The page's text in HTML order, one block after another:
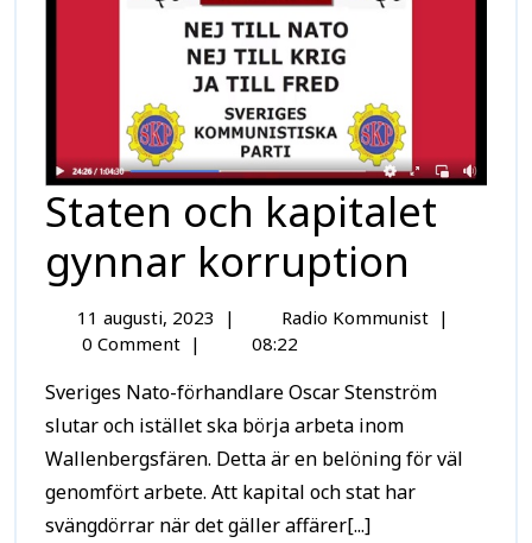
Staten och kapitalet
gynnar korruption
11 augusti, 2023 | Radio Kommunist |
0 Comment | 08:22
Sveriges Nato-förhandlare Oscar Stenström
slutar och istället ska börja arbeta inom
Wallenbergsfären. Detta är en belöning för väl
genomfört arbete. Att kapital och stat har
svängdörrar när det gäller affärer[...]